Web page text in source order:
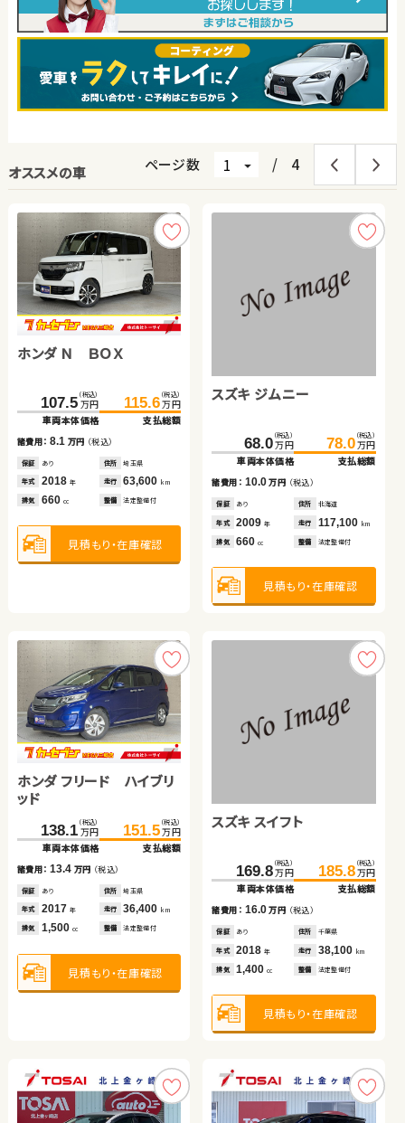
オススメの車 ページ数 / 4
ホンダ Ｎ ＢＯＸ
107.5 （税込）
万円
車両本体価格
115.6 （税込）
万円
支払総額
諸費用：8.1 万円 （税込）
保証 あり 住所 埼玉県
年式 2018 年 走行 63,600 km
排気 660 cc 整備 法定整備付
見積もり・在庫確認
スズキ ジムニー
68.0 （税込）
万円
車両本体価格
78.0 （税込）
万円
支払総額
諸費用： 10.0万円 （税込）
保証 あり 住所 北海道
年式 2009年 走行 117,100 km
排気 660cc 整備 法定整備付
見積もり・在庫確認
ホンダ フリード ハイブリ
ッド
138.1 （税込）
万円
車両本体価格
151.5 （税込）
万円
支払総額
諸費用：13.4 万円 （税込）
保証 あり 住所 埼玉県
年式 2017 年 走行 36,400 km
排気 1,500 cc 整備 法定整備付
見積もり・在庫確認
スズキ スイフト
169.8 （税込）
万円
車両本体価格
185.8 （税込）
万円
支払総額
諸費用： 16.0万円 （税込）
保証 あり 住所 千葉県
年式 2018年 走行 38,100 km
排気 1,400cc 整備 法定整備付
見積もり・在庫確認
トヨタ ルーミー
121.6 （税込）
万円
車両本体価格
133.7 （税込）
万円
支払総額
諸費用：12.1万円（税込）
保証 なし 住所 埼玉県
年式 2017 年 走行 31,100 km
排気 1,000 整備 なし
見積もり・在庫確認
ホンダ Ｎ ＢＯＸ
155.0 （税込）
万円
車両本体価格
159.8 （税込）
万円
支払総額
諸費用： 4.8万円（税込）
保証 あり 住所 青森県
年式 2019年 走行 42,200km
排気 660cc 整備 法定整備付
見積もり・在庫確認
スズキ アルト ＨＢ
49.0 （税込）
万円
車両本体価格
55.9 （税込）
万円
支払総額
諸費用：6.9万円（税込）
保証 あり 住所 京都府
年式 2016 年 走行 15,000 km
排気 660cc 整備 法定整備付
見積もり・在庫確認
81.6（税込）
万円
諸費用：7.9 万円（税込）
なし
年式 2021年 走行
排気 660 整備 なし
見積もり・在庫確認
トヨタ アクア
249.7 （税込）
万円
車両本体価格
258.0 （税込）
万円
支払総額
諸費用：8.3 万円 （税込）
保証 なし 住所 岡山県
年式 2024 年 走行 8,800km
排気 1,500 整備 法定整備付
見積もり・在庫確認
214.1（税込）
万円
諸費用：11.6万円（税込）
あり
年式 2020年 走行
排気 2,000 整備 法定整備付
見積もり・在庫確認
スズキ ワゴンＲ スティン
グレー
67.6 （税込）
万円
車両本体価格
69.8 （税込）
万円
支払総額
諸費用：2.2万円（税込）
保証 あり 住所 北海道
年式 2012 年 走行 55,500 km
排気 660cc 整備 法定整備付
見積もり・在庫確認
ダイハツ タント
車両本体価格
支払総額
諸費用：5.8万円 （税込）
2019 年 56,600km
660cc 法定整備付
見積もり・在庫確認
トヨタ アルファード ハイ
299.8 （税込）
万円
車両本体価格
314.8 （税込）
万円
支払総額
諸費用：15.0万円（税込）
保証 あり 住所 高知県
年式 2018 年 走行 75,000 km
排気 2,500 整備 法定整備付
見積もり・在庫確認
スバル フォレスター
139.8 （税込）
万円
車両本体価格
158.0 （税込）
万円
支払総額
諸費用： 18.2万円 （税込）
保証 あり 住所 神奈川県
年式 2017年 走行 72,200km
排気 2,000 整備 法定整備付
見積もり・在庫確認